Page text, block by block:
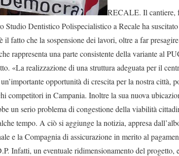
RECALE. Il cantiere,
Studio Dentistico Polispecialistico a Recale ha
il fatto che la sospensione dei lavori, oltre a far
rappresenta una parte consistente della variante al
«La realizzazione di una struttura adeguata per il
opportunità di crescita per la nostra città,
competitori in Campania. Inoltre la sua nuova
un serio problema di congestione della viabilità
tempo. A ciò si aggiunge la notizia, appresa
e la Compagnia di assicurazione in merito al
Infatti, un eventuale ridimensionamento del progetto,